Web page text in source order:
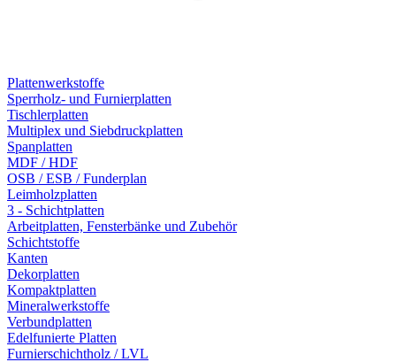
Plattenwerkstoffe
Sperrholz- und Furnierplatten
Tischlerplatten
Multiplex und Siebdruckplatten
Spanplatten
MDF / HDF
OSB / ESB / Funderplan
Leimholzplatten
3 - Schichtplatten
Arbeitplatten, Fensterbänke und Zubehör
Schichtstoffe
Kanten
Dekorplatten
Kompaktplatten
Mineralwerkstoffe
Verbundplatten
Edelfunierte Platten
Furnierschichtholz / LVL